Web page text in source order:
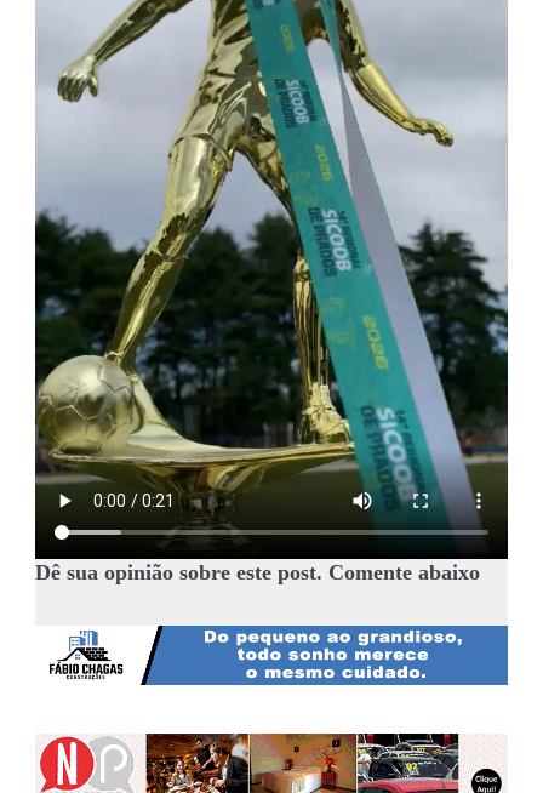
Dê sua opinião sobre este post. Comente abaixo